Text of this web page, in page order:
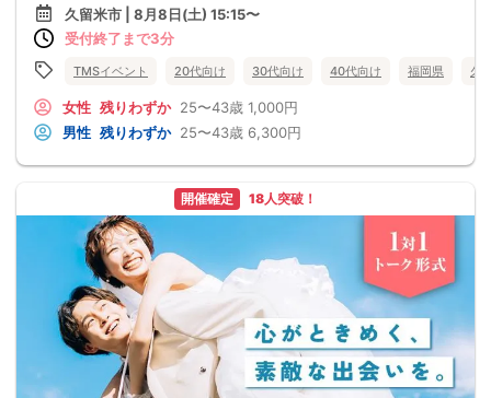
久留米市 | 8月8日(土) 15:15〜
受付終了まで3分
TMSイベント 20代向け 30代向け 40代向け 福岡県 久
女性 残りわずか 25〜43歳 1,000円
男性 残りわずか 25〜43歳 6,300円
開催確定 18人突破！